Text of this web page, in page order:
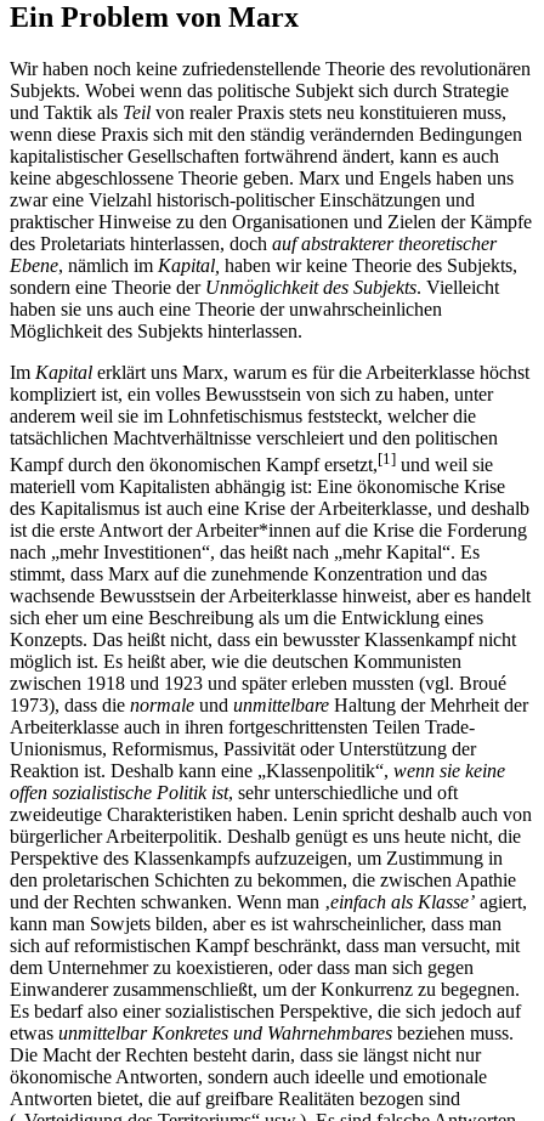
Ein Problem von Marx
Wir haben noch keine zufriedenstellende Theorie des revolutionären
Subjekts. Wobei wenn das politische Subjekt sich durch Strategie
und Taktik als Teil von realer Praxis stets neu konstituieren muss,
wenn diese Praxis sich mit den ständig verändernden Bedingungen
kapitalistischer Gesellschaften fortwährend ändert, kann es auch
keine abgeschlossene Theorie geben. Marx und Engels haben uns
zwar eine Vielzahl historisch-politischer Einschätzungen und
praktischer Hinweise zu den Organisationen und Zielen der Kämpfe
des Proletariats hinterlassen, doch auf abstrakterer theoretischer
Ebene, nämlich im Kapital, haben wir keine Theorie des Subjekts,
sondern eine Theorie der Unmöglichkeit des Subjekts. Vielleicht
haben sie uns auch eine Theorie der unwahrscheinlichen
Möglichkeit des Subjekts hinterlassen.
Im Kapital erklärt uns Marx, warum es für die Arbeiterklasse höchst
kompliziert ist, ein volles Bewusstsein von sich zu haben, unter
anderem weil sie im Lohnfetischismus feststeckt, welcher die
tatsächlichen Machtverhältnisse verschleiert und den politischen
Kampf durch den ökonomischen Kampf ersetzt,[1] und weil sie
materiell vom Kapitalisten abhängig ist: Eine ökonomische Krise
des Kapitalismus ist auch eine Krise der Arbeiterklasse, und deshalb
ist die erste Antwort der Arbeiter*innen auf die Krise die Forderung
nach „mehr Investitionen“, das heißt nach „mehr Kapital“. Es
stimmt, dass Marx auf die zunehmende Konzentration und das
wachsende Bewusstsein der Arbeiterklasse hinweist, aber es handelt
sich eher um eine Beschreibung als um die Entwicklung eines
Konzepts. Das heißt nicht, dass ein bewusster Klassenkampf nicht
möglich ist. Es heißt aber, wie die deutschen Kommunisten
zwischen 1918 und 1923 und später erleben mussten (vgl. Broué
1973), dass die normale und unmittelbare Haltung der Mehrheit der
Arbeiterklasse auch in ihren fortgeschrittensten Teilen Trade-
Unionismus, Reformismus, Passivität oder Unterstützung der
Reaktion ist. Deshalb kann eine „Klassenpolitik“, wenn sie keine
offen sozialistische Politik ist, sehr unterschiedliche und oft
zweideutige Charakteristiken haben. Lenin spricht deshalb auch von
bürgerlicher Arbeiterpolitik. Deshalb genügt es uns heute nicht, die
Perspektive des Klassenkampfs aufzuzeigen, um Zustimmung in
den proletarischen Schichten zu bekommen, die zwischen Apathie
und der Rechten schwanken. Wenn man ‚einfach als Klasse’ agiert,
kann man Sowjets bilden, aber es ist wahrscheinlicher, dass man
sich auf reformistischen Kampf beschränkt, dass man versucht, mit
dem Unternehmer zu koexistieren, oder dass man sich gegen
Einwanderer zusammenschließt, um der Konkurrenz zu begegnen.
Es bedarf also einer sozialistischen Perspektive, die sich jedoch auf
etwas unmittelbar Konkretes und Wahrnehmbares beziehen muss.
Die Macht der Rechten besteht darin, dass sie längst nicht nur
ökonomische Antworten, sondern auch ideelle und emotionale
Antworten bietet, die auf greifbare Realitäten bezogen sind